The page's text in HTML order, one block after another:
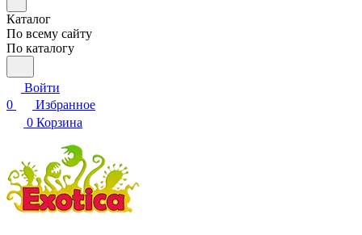
Каталог
По всему сайту
По каталогу
Войти
0
Избранное
0 Корзина